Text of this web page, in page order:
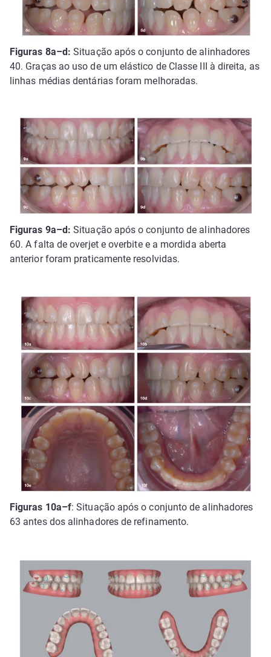
Figuras 8a–d: Situação após o conjunto de alinhadores
40. Graças ao uso de um elástico de Classe III à direita, as
linhas médias dentárias foram melhoradas.
Figuras 9a–d: Situação após o conjunto de alinhadores
60. A falta de overjet e overbite e a mordida aberta
anterior foram praticamente resolvidas.
Figuras 10a–f: Situação após o conjunto de alinhadores
63 antes dos alinhadores de refinamento.